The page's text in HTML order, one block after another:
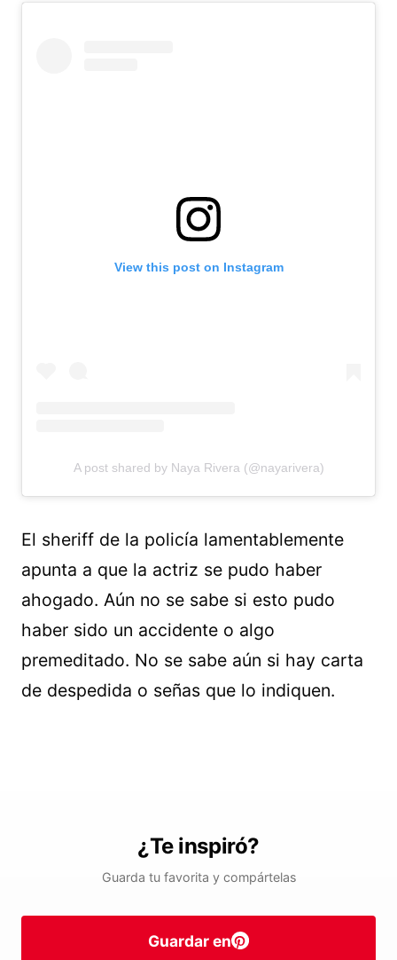
View this post on Instagram
A post shared by Naya Rivera (@nayarivera)
El sheriff de la policía lamentablemente
apunta a que la actriz se pudo haber
ahogado. Aún no se sabe si esto pudo
haber sido un accidente o algo
premeditado. No se sabe aún si hay carta
de despedida o señas que lo indiquen.
¿Te inspiró?
Guarda tu favorita y compártelas
Guardar en